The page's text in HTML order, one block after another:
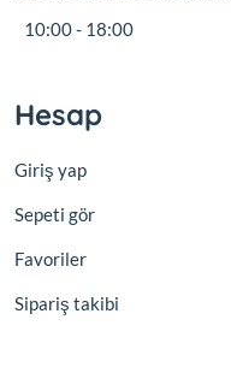
10:00 - 18:00
Hesap
Giriş yap
Sepeti gör
Favoriler
Sipariş takibi